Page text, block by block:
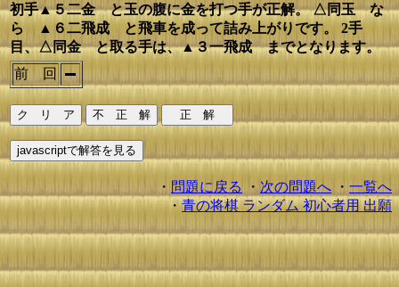
初手▲５二金 と玉の腹に金を打つ手が正解。 △同玉 な
ら ▲６二飛成 と飛車を成って詰み上がりです。 2手
目、△同金 と取る手は、▲３一飛成 までとなります。
前 回
・ 問題に戻る ・ 次の問題へ ・一覧へ
・青の将棋 ランダム 初心者用 出願